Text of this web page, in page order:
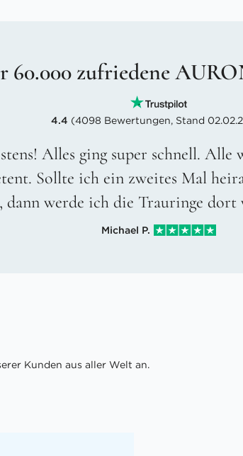
60.000 zufriedene
4.4 (4098 Bewertungen, Stand
Alles ging super schnell. Alle
Sollte ich ein zweites Mal
dann werde ich die Trauringe dort
Michael P.
Kunden aus aller Welt an.